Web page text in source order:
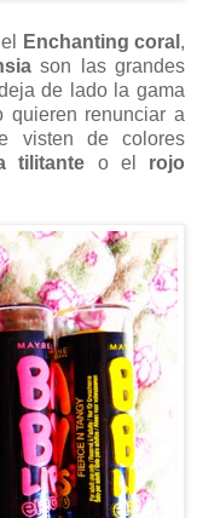
Enchanting coral ,
son las grandes
de lado la gama
quieren renunciar a
visten de colores
tilitante o el rojo